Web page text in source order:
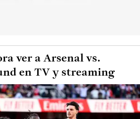
ver a Arsenal vs.
en TV y streaming